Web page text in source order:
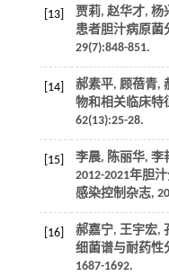
[13] 贾莉, 赵华才, 杨
患者胆汁病原菌
29(7):848-851.
[14]
郝素平, 顾蓓青,
物和相关临床特
62(13):25-28.
[15] 李晨, 陈丽华, 李
2012-2021年胆
感染控制杂志,
[16] 郝嘉宁, 王宇宏,
细菌谱与耐药性
1687-1692.